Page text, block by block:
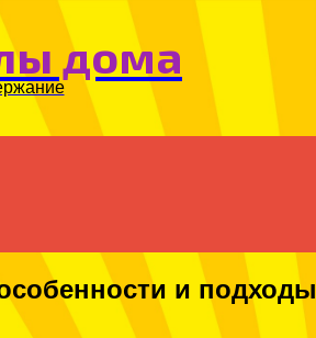
дома
и подходы